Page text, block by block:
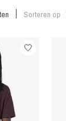
Sorteren op